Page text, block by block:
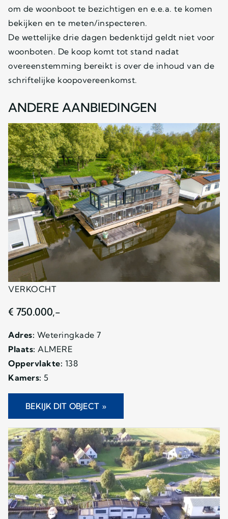
om de woonboot te bezichtigen en e.e.a. te komen
bekijken en te meten/inspecteren.
De wettelijke drie dagen bedenktijd geldt niet voor
woonboten. De koop komt tot stand nadat
overeenstemming bereikt is over de inhoud van de
schriftelijke koopovereenkomst.
ANDERE AANBIEDINGEN
VERKOCHT
€ 750.000,-
Adres: Weteringkade 7
Plaats: ALMERE
Oppervlakte: 138
Kamers: 5
BEKIJK DIT OBJECT »